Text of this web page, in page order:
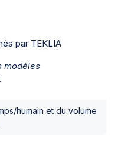
par TEKLIA
modèles
humain et du volume